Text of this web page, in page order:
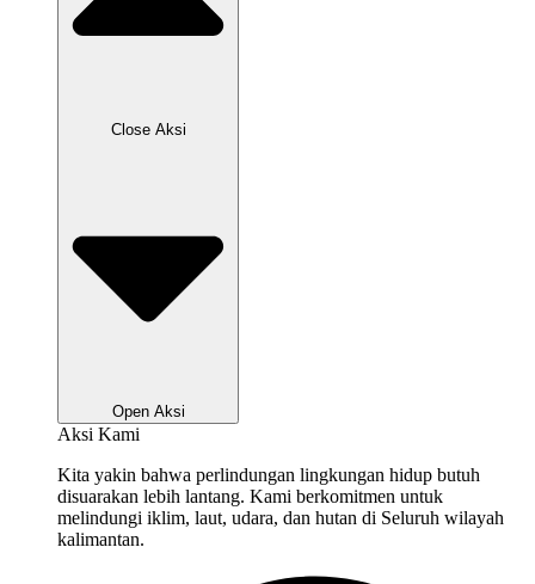
Close Aksi
Open Aksi
Aksi Kami
Kita yakin bahwa perlindungan lingkungan hidup butuh
disuarakan lebih lantang. Kami berkomitmen untuk
melindungi iklim, laut, udara, dan hutan di Seluruh wilayah
kalimantan.